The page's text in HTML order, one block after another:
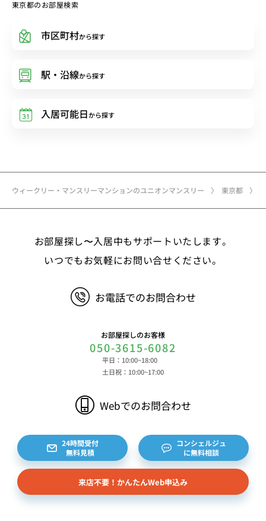
ウィークリー・マンスリーマンションのユニオンマンスリー 東京都
東京都のお部屋検索
市区町村から探す
駅・沿線から探す
入居可能日から探す
お部屋探し〜入居中もサポートいたします。
いつでもお気軽にお問い合せください。
お電話でのお問合わせ
お部屋探しのお客様
050-3615-6082
平日：10:00~18:00
土日祝：10:00~17:00
Webでのお問合わせ
24時間受付
無料見積
コンシェルジュ
に無料相談
来店不要！かんたんWeb申込み